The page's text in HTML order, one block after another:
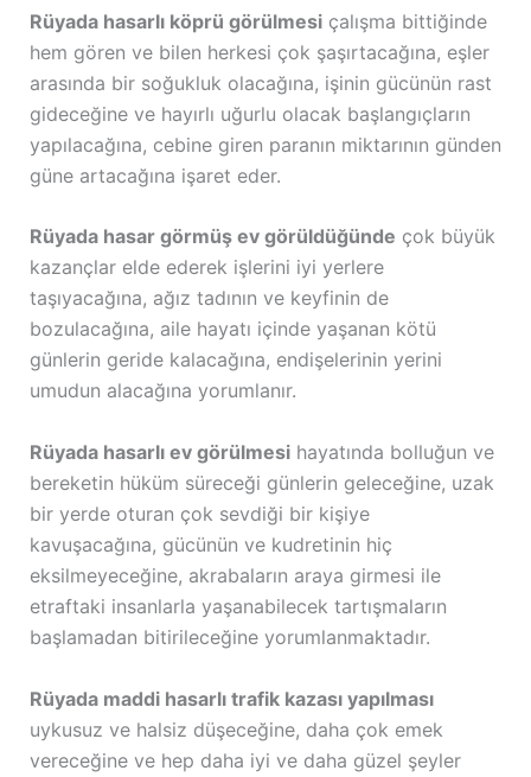
Rüyada hasarlı köprü görülmesiçalışma bittiğinde
hem gören ve bilen herkesi çok şaşırtacağına, eşler
arasında bir soğukluk olacağına, işinin gücünün rast
gideceğine ve hayırlı uğurlu olacak başlangıçların
yapılacağına, cebine giren paranın miktarının günden
güne artacağına işaret eder.
Rüyada hasar görmüş ev görüldüğünde çok büyük
kazançlar elde ederek işlerini iyi yerlere
taşıyacağına, ağız tadının ve keyfinin de
bozulacağına, aile hayatı içinde yaşanan kötü
günlerin geride kalacağına, endişelerinin yerini
umudun alacağına yorumlanır.
Rüyada hasarlı ev görülmesihayatında bolluğun ve
bereketin hüküm süreceği günlerin geleceğine, uzak
bir yerde oturan çok sevdiği bir kişiye
kavuşacağına, gücünün ve kudretinin hiç
eksilmeyeceğine, akrabaların araya girmesi ile
etraftaki insanlarla yaşanabilecek tartışmaların
başlamadan bitirileceğine yorumlanmaktadır.
Rüyada maddi hasarlı trafik kazası yapılması
uykusuz ve halsiz düşeceğine, daha çok emek
vereceğine ve hep daha iyi ve daha güzel şeyler